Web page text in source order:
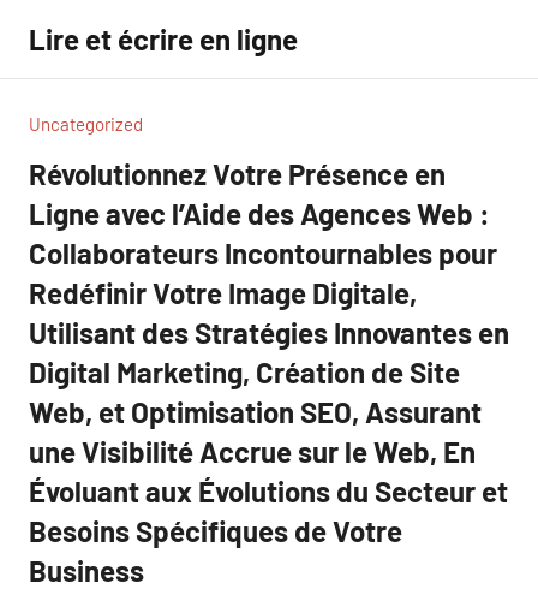
contenu
Lire et écrire en ligne
Uncategorized
Révolutionnez Votre Présence en
Ligne avec l’Aide des Agences Web :
Collaborateurs Incontournables pour
Redéfinir Votre Image Digitale,
Utilisant des Stratégies Innovantes en
Digital Marketing, Création de Site
Web, et Optimisation SEO, Assurant
une Visibilité Accrue sur le Web, En
Évoluant aux Évolutions du Secteur et
Besoins Spécifiques de Votre
Business